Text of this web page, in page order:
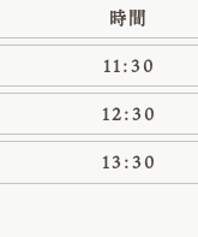
時間
11:30
12:30
13:30